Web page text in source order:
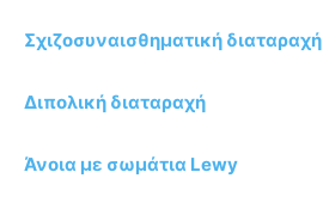
Σχιζοσυναισθηματική διαταραχή
Διπολική διαταραχή
Άνοια με σωμάτια Lewy